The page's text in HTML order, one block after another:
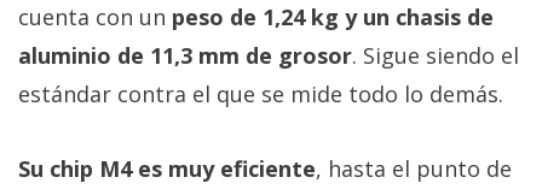
cuenta con un peso de 1,24 kg y un chasis de
aluminio de 11,3 mm de grosor. Sigue siendo el
estándar contra el que se mide todo lo demás.
Su chip M4 es muy eficiente, hasta el punto de